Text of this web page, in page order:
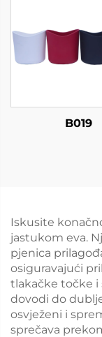
B019
Iskusite
jastukom eva.
pjenica
osiguravajući
tlakačke točke i
dovodi do
osvježeni i
sprečava